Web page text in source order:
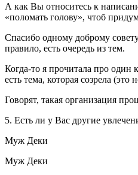
А как Вы относитесь к
«поломать голову», чтоб
Спасибо одному доброму
правило, есть очередь из тем.
Когда-то я прочитала про один
есть тема, которая созрела
Говорят, такая организация
5. Есть ли у Вас другие
Муж Деки
Муж Деки